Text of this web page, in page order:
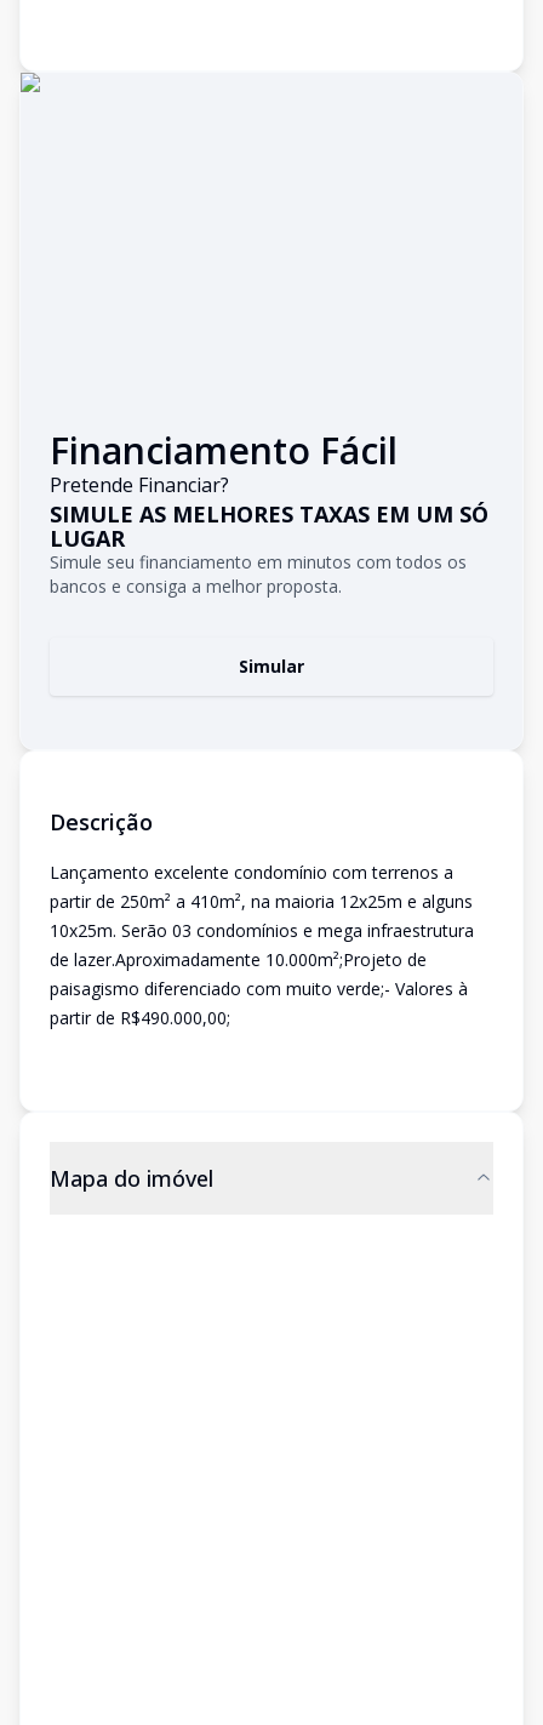
Financiamento Fácil
Pretende Financiar?
SIMULE AS MELHORES TAXAS EM UM SÓ
LUGAR
Simule seu financiamento em minutos com todos os
bancos e consiga a melhor proposta.
Simular
Descrição
Lançamento excelente condomínio com terrenos a
partir de 250m² a 410m², na maioria 12x25m e alguns
10x25m. Serão 03 condomínios e mega infraestrutura
de lazer.Aproximadamente 10.000m²;Projeto de
paisagismo diferenciado com muito verde;- Valores à
partir de R$490.000,00;
Mapa do imóvel